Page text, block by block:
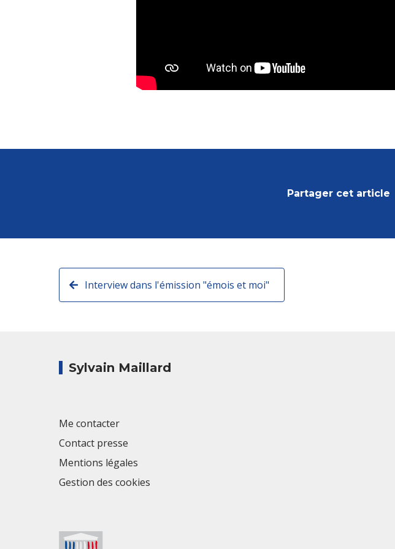
Partager cet article
Interview dans l'émission "émois et moi"
Sylvain Maillard
Me contacter
Contact presse
Mentions légales
Gestion des cookies